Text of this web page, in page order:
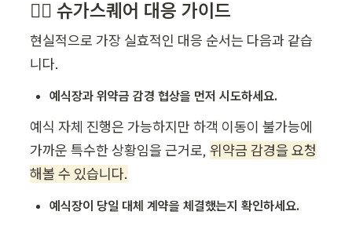
💁‍♂️ 슈가스퀘어 대응 가이드
현실적으로 가장 실효적인 대응 순서는 다음과 같습
니다.
예식장과 위약금 감경 협상을 먼저 시도하세요.
예식 자체 진행은 가능하지만 하객 이동이 불가능에
가까운 특수한 상황임을 근거로, 위약금 감경을 요청
해볼 수 있습니다.
예식장이 당일 대체 계약을 체결했는지 확인하세요.